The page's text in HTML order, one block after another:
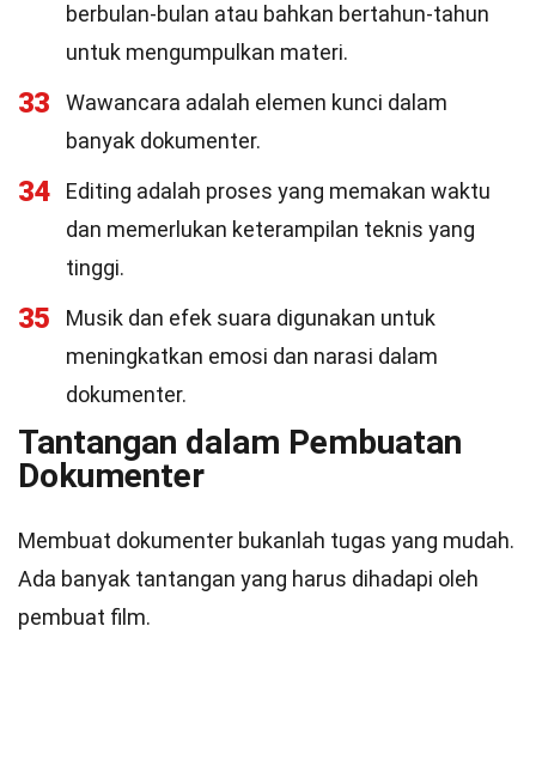
berbulan-bulan atau bahkan bertahun-tahun
untuk mengumpulkan materi.
33
Wawancara adalah elemen kunci dalam
banyak dokumenter.
34
Editing adalah proses yang memakan waktu
dan memerlukan keterampilan teknis yang
tinggi.
35
Musik dan efek suara digunakan untuk
meningkatkan emosi dan narasi dalam
dokumenter.
Tantangan dalam Pembuatan
Dokumenter
Membuat dokumenter bukanlah tugas yang mudah.
Ada banyak tantangan yang harus dihadapi oleh
pembuat film.